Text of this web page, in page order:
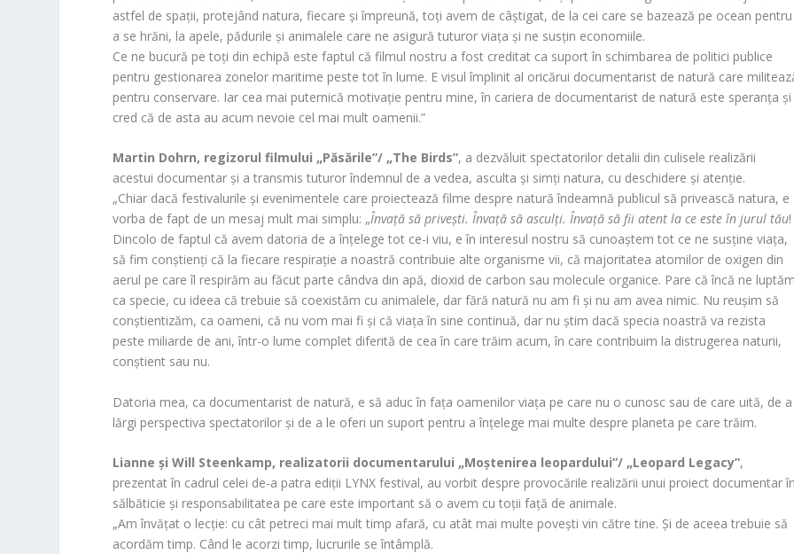
astfel de spații, protejând natura, fiecare și împreună, toți avem de câștigat, de la cei care se bazează pe ocean pentru
a se hrăni, la apele, pădurile și animalele care ne asigură tuturor viața și ne susțin economiile.
Ce ne bucură pe toți din echipă este faptul că filmul nostru a fost creditat ca suport în schimbarea de politici publice
pentru gestionarea zonelor maritime peste tot în lume. E visul împlinit al oricărui documentarist de natură care
pentru conservare. Iar cea mai puternică motivație pentru mine, în cariera de documentarist de natură este speranța și
cred că de asta au acum nevoie cel mai mult oamenii.”
Martin Dohrn, regizorul filmului „Păsările”/ „The Birds”, a dezvăluit spectatorilor detalii din culisele realizării
acestui documentar și a transmis tuturor îndemnul de a vedea, asculta și simți natura, cu deschidere și atenție.
„Chiar dacă festivalurile și evenimentele care proiectează filme despre natură îndeamnă publicul să privească natura, e
vorba de fapt de un mesaj mult mai simplu: „Învață să privești. Învață să asculți. Învață să fii atent la ce este în jurul tău!
Dincolo de faptul că avem datoria de a înțelege tot ce-i viu, e în interesul nostru să cunoaștem tot ce ne susține viața,
să fim conștienți că la fiecare respirație a noastră contribuie alte organisme vii, că majoritatea atomilor de oxigen din
aerul pe care îl respirăm au făcut parte cândva din apă, dioxid de carbon sau molecule organice. Pare că încă ne
ca specie, cu ideea că trebuie să coexistăm cu animalele, dar fără natură nu am fi și nu am avea nimic. Nu reușim să
conștientizăm, ca oameni, că nu vom mai fi și că viața în sine continuă, dar nu știm dacă specia noastră va rezista
peste miliarde de ani, într-o lume complet diferită de cea în care trăim acum, în care contribuim la distrugerea naturii,
conștient sau nu.
Datoria mea, ca documentarist de natură, e să aduc în fața oamenilor viața pe care nu o cunosc sau de care uită, de a
lărgi perspectiva spectatorilor și de a le oferi un suport pentru a înțelege mai multe despre planeta pe care trăim.
Lianne și Will Steenkamp, realizatorii documentarului „Moștenirea leopardului”/ „Leopard Legacy”,
prezentat în cadrul celei de-a patra ediții LYNX festival, au vorbit despre provocările realizării unui proiect documentar
sălbăticie și responsabilitatea pe care este important să o avem cu toții față de animale.
„Am învățat o lecție: cu cât petreci mai mult timp afară, cu atât mai multe povești vin către tine. Și de aceea trebuie să
acordăm timp. Când le acorzi timp, lucrurile se întâmplă.